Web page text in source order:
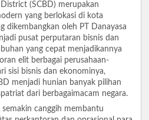
(SCBD) merupakan
yang berlokasi di kota
dikembangkan oleh PT Danayasa
pusat perputaran bisnis dan
yang cepat menjadikannya
elit berbagai perusahaan-
sisi bisnis dan ekonominya,
menjadi hunian banyak pilihan
dari berbagaimacam negara.
canggih membantu